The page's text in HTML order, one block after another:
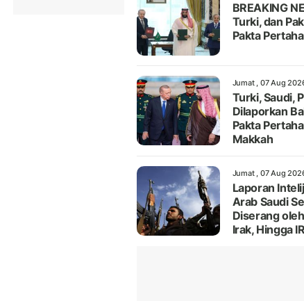
BREAKING
Turki, dan
Pakta
Jumat , 07 Aug
Turki, Saudi,
Dilaporkan
Pakta
Makkah
Jumat , 07 Aug
Laporan
Arab Saudi
Diserang
Irak, Hingga